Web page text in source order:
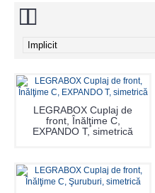
LEGRABOX Cuplaj de
front, Înălţime C,
EXPANDO T, simetrică